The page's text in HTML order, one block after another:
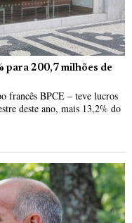
para 200,7 milhões de
francês BPCE – teve lucros
deste ano, mais 13,2% do